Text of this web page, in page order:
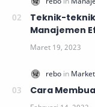
Teknik-
Manajemen
Cara